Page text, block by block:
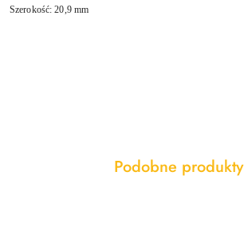
Szerokość: 20,9 mm
Pomiń karuzelę produktów
Produkty
Podobne produkty